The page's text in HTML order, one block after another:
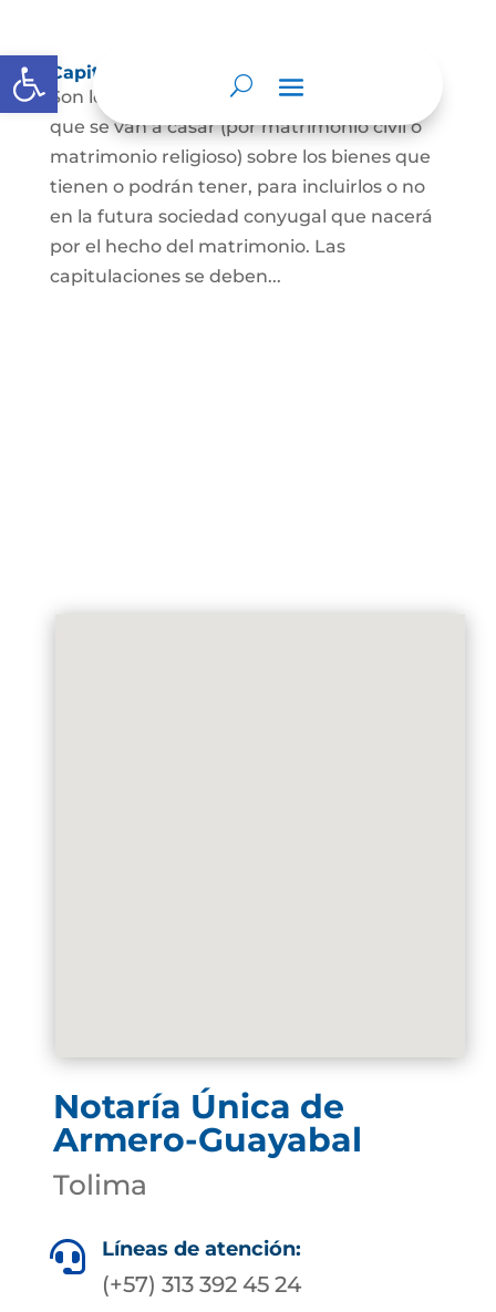
Abrir barra de herramientas
Capitulaciones Matrimoniales
Son los acuerdos que hacen las personas
que se van a casar (por matrimonio civil o
matrimonio religioso) sobre los bienes que
tienen o podrán tener, para incluirlos o no
en la futura sociedad conyugal que nacerá
por el hecho del matrimonio. Las
capitulaciones se deben...
Notaría Única de
Armero-Guayabal
Tolima
 Líneas de atención:
(+57) 313 392 45 24